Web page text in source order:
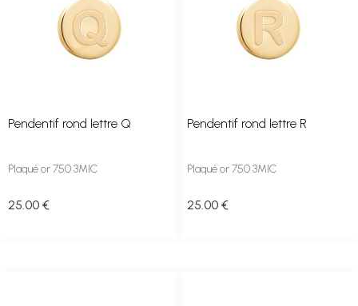
Pendentif rond lettre Q
Plaqué or 750 3MIC
25 .00 €
Pendentif rond lettre R
Plaqué or 750 3MIC
25 .00 €